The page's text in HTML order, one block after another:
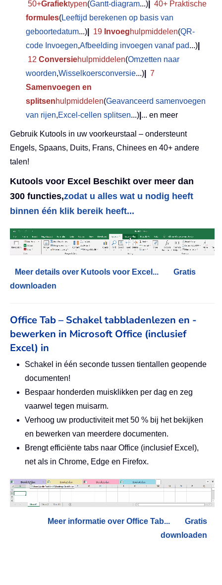
50+Grafiektypen(Gantt-diagram...)
40+ Praktische
formules(Leeftijd berekenen op basis van
geboortedatum...) 19 Invoeghulpmiddelen(QR-
code Invoegen,Afbeelding invoegen vanaf pad...)
12 Conversiehulpmiddelen(Omzetten naar
woorden,Wisselkoersconversie...)
7
Samenvoegen en
splitsenhulpmiddelen(Geavanceerd samenvoegen
van rijen,Excel-cellen splitsen...) ... en meer
Gebruik Kutools in uw voorkeurstaal – ondersteunt
Engels, Spaans, Duits, Frans, Chinees en 40+ andere
talen!
Kutools voor Excel Beschikt over meer dan
300 functies,zodat u alles wat u nodig heeft
binnen één klik bereik heeft...
Meer details over Kutools voor Excel...
Gratis
downloaden
Office Tab – Schakel tabbladenlezen en -
bewerken in Microsoft Office (inclusief
Excel) in
Schakel in één seconde tussen tientallen geopende
documenten!
Bespaar honderden muisklikken per dag en zeg
vaarwel tegen muisarm.
Verhoog uw productiviteit met 50 % bij het bekijken
en bewerken van meerdere documenten.
Brengt efficiënte tabs naar Office (inclusief Excel),
net als in Chrome, Edge en Firefox.
Meer informatie over Office Tab...
Gratis
downloaden